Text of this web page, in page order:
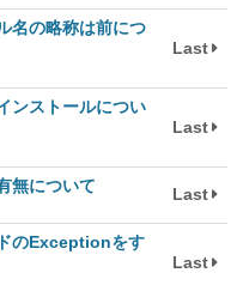
名の略称は前につ
Last
ンストールについ
Last
無について Last
のExceptionをす
Last